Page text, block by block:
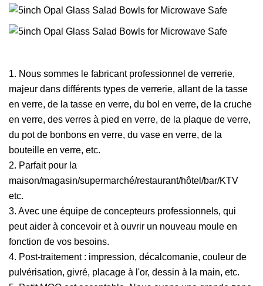
1. Nous sommes le fabricant professionnel de verrerie,
majeur dans différents types de verrerie, allant de la tasse
en verre, de la tasse en verre, du bol en verre, de la cruche
en verre, des verres à pied en verre, de la plaque de verre,
du pot de bonbons en verre, du vase en verre, de la
bouteille en verre, etc.
2. Parfait pour la
maison/magasin/supermarché/restaurant/hôtel/bar/KTV
etc.
3. Avec une équipe de concepteurs professionnels, qui
peut aider à concevoir et à ouvrir un nouveau moule en
fonction de vos besoins.
4. Post-traitement : impression, décalcomanie, couleur de
pulvérisation, givré, placage à l'or, dessin à la main, etc.